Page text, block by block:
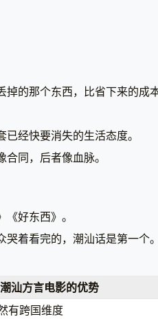
的那个东西，比省下来的成本
经快要消失的生活态度。
同，后者像血脉。
好东西》。
着看完的，潮汕话是第一个。
潮汕方言电影的优势
有跨国维度